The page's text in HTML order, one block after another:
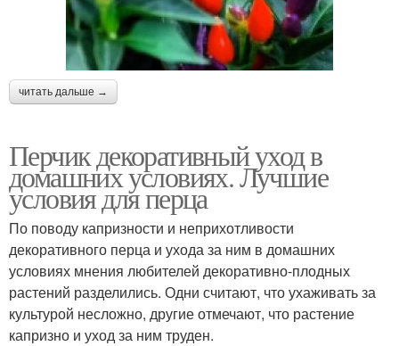
читать дальше →
Перчик декоративный уход в
домашних условиях. Лучшие
условия для перца
По поводу капризности и неприхотливости
декоративного перца и ухода за ним в домашних
условиях мнения любителей декоративно-плодных
растений разделились. Одни считают, что ухаживать за
культурой несложно, другие отмечают, что растение
капризно и уход за ним труден.